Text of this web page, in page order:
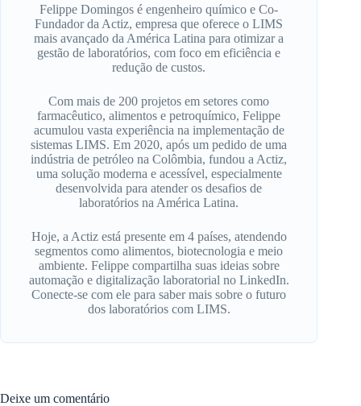
Felippe Domingos é engenheiro químico e Co-
Fundador da Actiz, empresa que oferece o LIMS
mais avançado da América Latina para otimizar a
gestão de laboratórios, com foco em eficiência e
redução de custos.
Com mais de 200 projetos em setores como
farmacêutico, alimentos e petroquímico, Felippe
acumulou vasta experiência na implementação de
sistemas LIMS. Em 2020, após um pedido de uma
indústria de petróleo na Colômbia, fundou a Actiz,
uma solução moderna e acessível, especialmente
desenvolvida para atender os desafios de
laboratórios na América Latina.
Hoje, a Actiz está presente em 4 países, atendendo
segmentos como alimentos, biotecnologia e meio
ambiente. Felippe compartilha suas ideias sobre
automação e digitalização laboratorial no LinkedIn.
Conecte-se com ele para saber mais sobre o futuro
dos laboratórios com LIMS.
Deixe um comentário